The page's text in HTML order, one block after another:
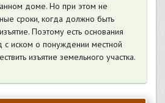
доме. Но при этом не
сроки, когда должно быть
Поэтому есть основания
иском о понуждении местной
изъятие земельного участка.